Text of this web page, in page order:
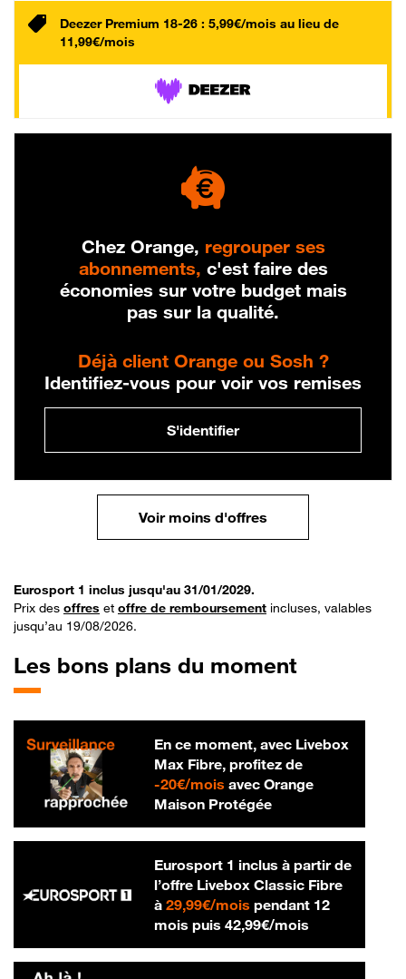
Deezer Premium 18-26 : 5,99€/mois au lieu de
11,99€/mois
Chez Orange, regrouper ses
abonnements, c'est faire des
économies sur votre budget mais
pas sur la qualité.
Déjà client Orange ou Sosh ?
Identifiez-vous pour voir vos remises
S'identifier
Voir moins d'offres
Eurosport 1 inclus jusqu'au 31/01/2029.
Prix des offres et offre de remboursement incluses, valables
jusqu’au 19/08/2026.
Les bons plans du moment
En ce moment, avec Livebox
Max Fibre, profitez de
-20€/mois20 € par mois
avec Orange
Maison Protégée
Eurosport 1 inclus à partir de
l’offre Livebox Classic Fibre
à 29,99€/mois29,99 € par mois
pendant 12
mois puis 42,99€/mois42,99 € par